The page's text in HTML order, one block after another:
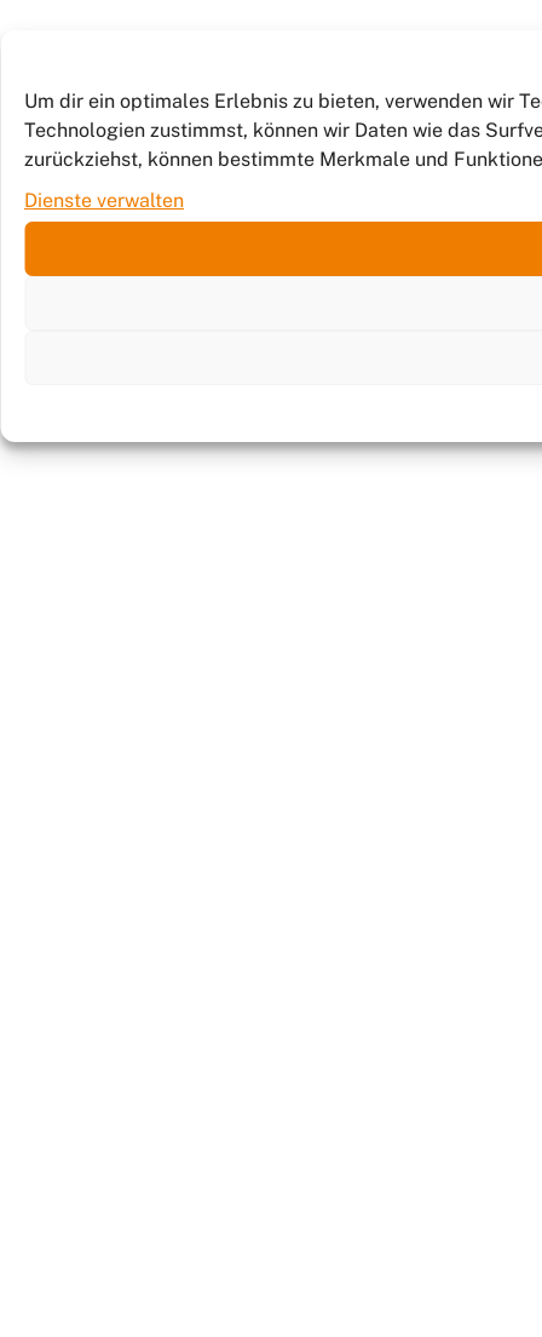
Um dir ein optimales Erlebnis zu bieten, verwenden wir
Technologien zustimmst, können wir Daten wie das
zurückziehst, können bestimmte Merkmale und
Dienste verwalten